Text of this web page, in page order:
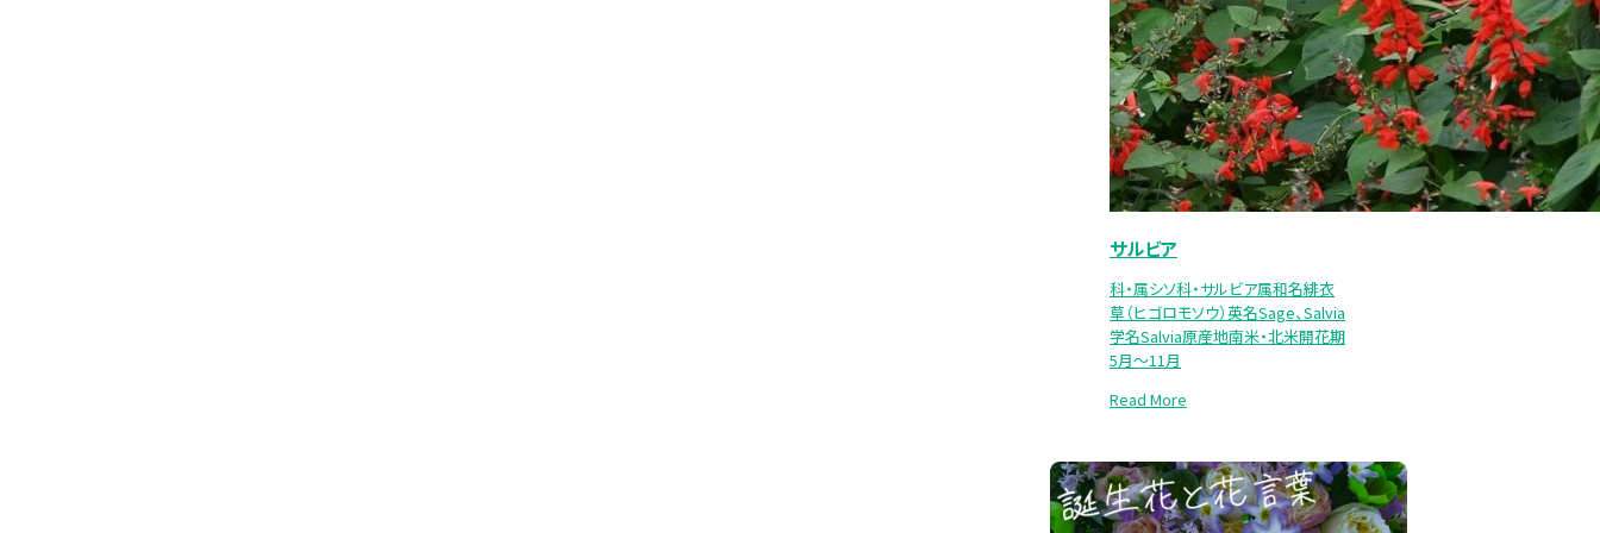
サルビア
科・属シソ科・サルビア属和名緋衣
草（ヒゴロモソウ）英名Sage、Salvia
学名Salvia原産地南米・北米開花期
5月～11月
Read More